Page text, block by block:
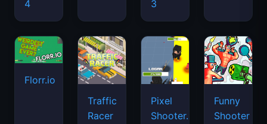
4
3
Florr.io
Traffic
Racer
Pixel
Shooter.IO
Funny
Shooter